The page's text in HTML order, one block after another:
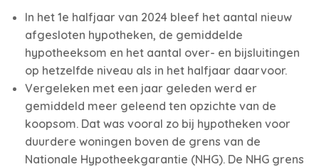
In het 1e halfjaar van 2024 bleef het aantal nieuw
afgesloten hypotheken, de gemiddelde
hypotheeksom en het aantal over- en bijsluitingen
op hetzelfde niveau als in het halfjaar daarvoor.
Vergeleken met een jaar geleden werd er
gemiddeld meer geleend ten opzichte van de
koopsom. Dat was vooral zo bij hypotheken voor
duurdere woningen boven de grens van de
Nationale Hypotheekgarantie (NHG). De NHG grens